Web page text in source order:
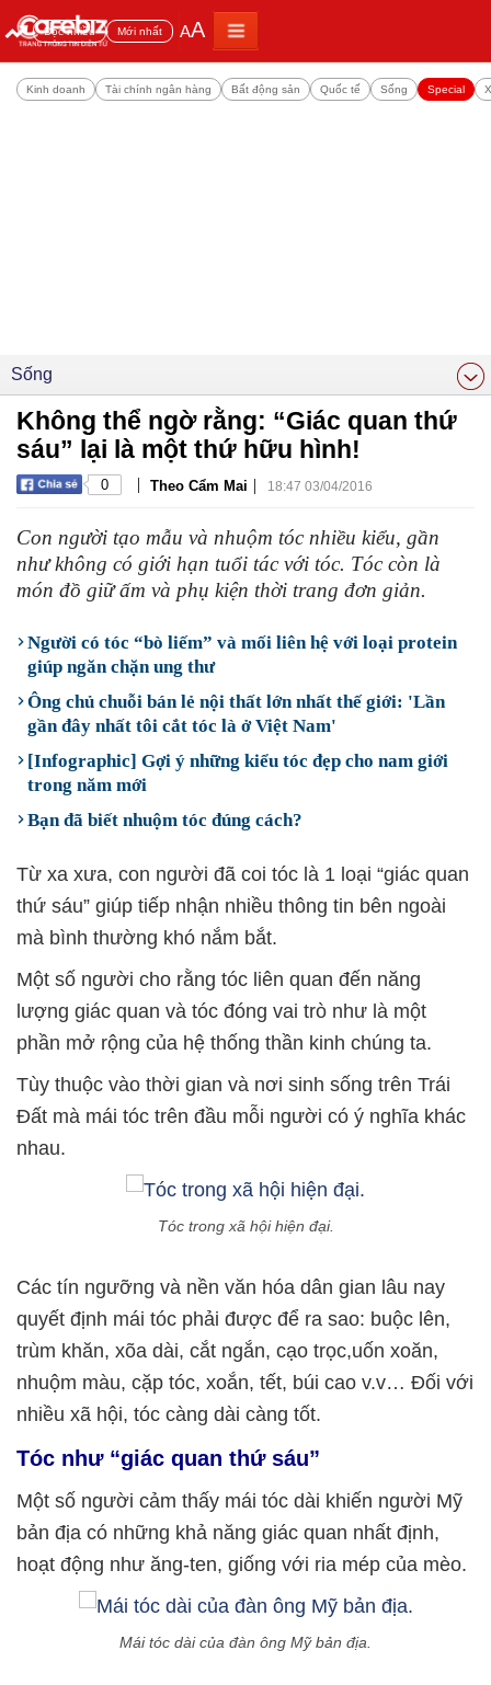
Đọc nhiều Mới nhất AA
Kinh doanh Tài chính ngân hàng Bất động sản Quốc tế Sống Special
Sống
Không thể ngờ rằng: “Giác quan thứ
sáu” lại là một thứ hữu hình!
0 | Theo Cẩm Mai | 18:47 03/04/2016
Con người tạo mẫu và nhuộm tóc nhiều kiểu, gần
như không có giới hạn tuổi tác với tóc. Tóc còn là
món đồ giữ ấm và phụ kiện thời trang đơn giản.
Người có tóc “bò liếm” và mối liên hệ với loại protein
giúp ngăn chặn ung thư
Ông chủ chuỗi bán lẻ nội thất lớn nhất thế giới: 'Lần
gần đây nhất tôi cắt tóc là ở Việt Nam'
[Infographic] Gợi ý những kiểu tóc đẹp cho nam giới
trong năm mới
Bạn đã biết nhuộm tóc đúng cách?
Từ xa xưa, con người đã coi tóc là 1 loại “giác quan
thứ sáu” giúp tiếp nhận nhiều thông tin bên ngoài
mà bình thường khó nắm bắt.
Một số người cho rằng tóc liên quan đến năng
lượng giác quan và tóc đóng vai trò như là một
phần mở rộng của hệ thống thần kinh chúng ta.
Tùy thuộc vào thời gian và nơi sinh sống trên Trái
Đất mà mái tóc trên đầu mỗi người có ý nghĩa khác
nhau.
Tóc trong xã hội hiện đại.
Các tín ngưỡng và nền văn hóa dân gian lâu nay
quyết định mái tóc phải được để ra sao: buộc lên,
trùm khăn, xõa dài, cắt ngắn, cạo trọc,uốn xoăn,
nhuộm màu, cặp tóc, xoắn, tết, búi cao v.v… Đối với
nhiều xã hội, tóc càng dài càng tốt.
Tóc như “giác quan thứ sáu”
Một số người cảm thấy mái tóc dài khiến người Mỹ
bản địa có những khả năng giác quan nhất định,
hoạt động như ăng-ten, giống với ria mép của mèo.
Mái tóc dài của đàn ông Mỹ bản địa.